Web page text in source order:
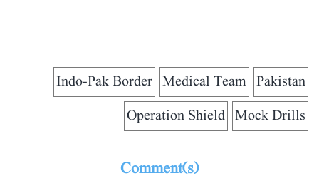
Pakistan
Medical Team
Indo-Pak Border
Mock Drills
Operation Shield
Comment(s)